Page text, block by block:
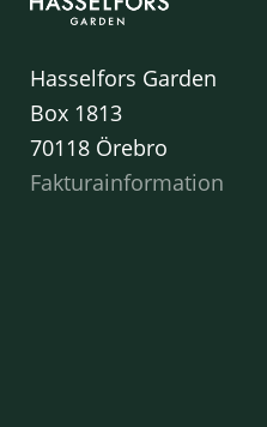
Hasselfors Garden
Box 1813
70118 Örebro
Fakturainformation